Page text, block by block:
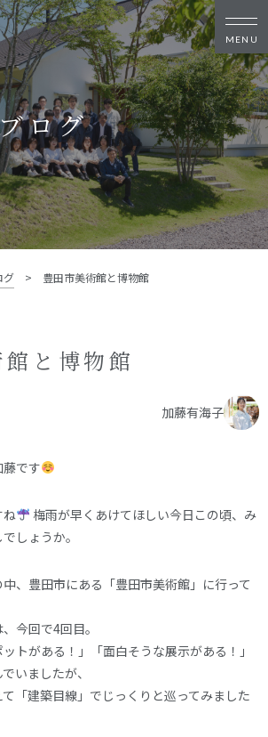
0574-60-1161
受付時間：9:00～17:00
お考えの方
家づくりの流れ
イベント
モデルハウス
ョン
お知らせ
資料請求・お問い合わせ
ログ
グ > 豊田市美術館と博物館
と博物館
加藤有海子
です
ね
梅雨が早くあけてほしい今日この頃、み
しょうか。
、豊田市にある「豊田市美術館」に行って
今回で4回目。
トがある！」「面白そうな展示がある！」
いましたが、
「建築目線」でじっくりと巡ってみました